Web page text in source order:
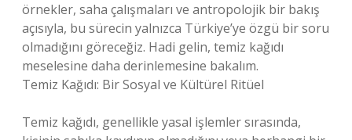
örnekler, saha çalışmaları ve antropolojik bir bakış
açısıyla, bu sürecin yalnızca Türkiye’ye özgü bir soru
olmadığını göreceğiz. Hadi gelin, temiz kağıdı
meselesine daha derinlemesine bakalım.
Temiz Kağıdı: Bir Sosyal ve Kültürel Ritüel
Temiz kağıdı, genellikle yasal işlemler sırasında,